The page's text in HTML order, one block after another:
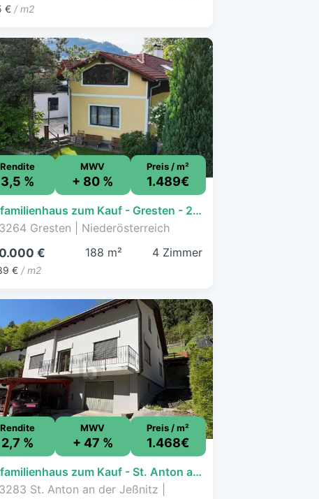
€ / m2
Rendite
3,5 %
MWV
+ 80 %
Preis / m²
1.489€
Einfamilienhaus zum Kauf - Gresten - 280.000 € - 4 Zimmer, 188 m², 1.089 m² Grundstück
3264 Gresten | Niederösterreich
€
€ / m2
188 m² 4 Zimmer
Rendite
2,7 %
MWV
+ 47 %
Preis / m²
1.468€
Einfamilienhaus zum Kauf - St. Anton an der Jeßnitz - 279.000 € - 7 Zimmer, 190 m², 730 m² Grundstück
3283 St. Anton an der Jeßnitz |